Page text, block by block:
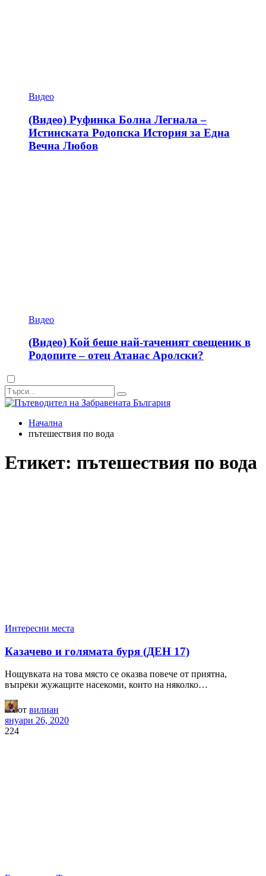
Видео
(Видео) Руфинка Болна Легнала –
Истинската Родопска История за Една
Вечна Любов
Видео
(Видео) Кой беше най-таченият свещеник в
Родопите – отец Атанас Аролски?
Dark
mode
Начална
пътешествия по вода
Етикет: пътешествия по вода
Интересни места
Казачево и голямата буря (ДЕН 17)
Нощувката на това място се оказва повече от приятна,
въпреки жужащите насекоми, които на няколко…
от вилиан
януари 26, 2020
224